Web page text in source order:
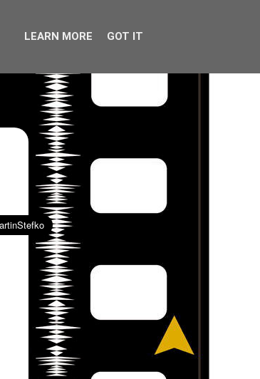
LEARN MORE GOT IT